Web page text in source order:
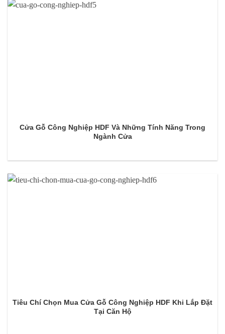
Cửa Gỗ Công Nghiệp HDF Và Những Tính Năng Trong
Ngành Cửa
Tiêu Chí Chọn Mua Cửa Gỗ Công Nghiệp HDF Khi Lắp Đặt
Tại Căn Hộ